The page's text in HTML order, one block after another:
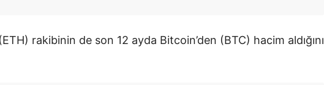
rakibinin de son 12 ayda Bitcoin’den (BTC) hacim aldığını